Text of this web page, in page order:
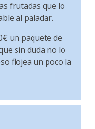
frutadas que lo
al paladar.
un paquete de
sin duda no lo
flojea un poco la